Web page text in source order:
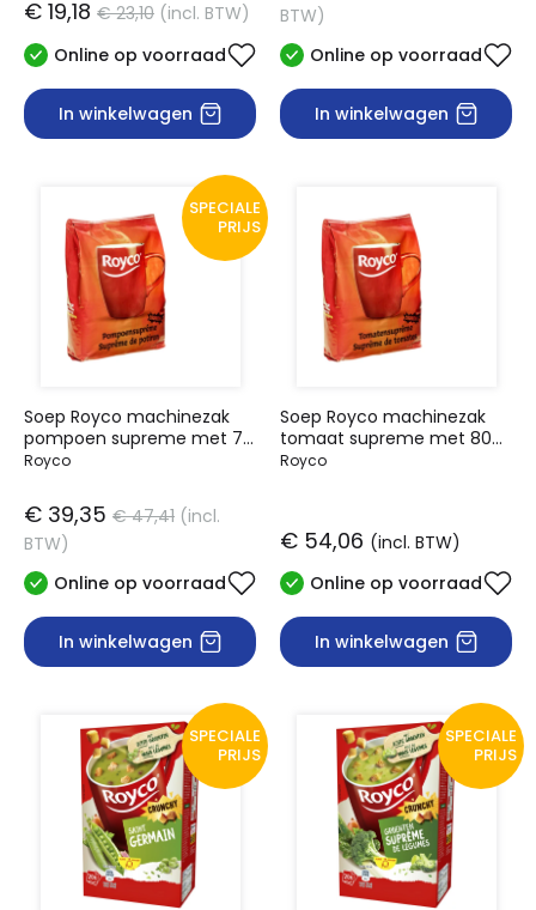
€ 19,18 € 23,10 (incl. BTW)
Online op voorraad
In winkelwagen
BTW)
Online op voorraad
In winkelwagen
SPECIALE
PRIJS
Soep Royco machinezak
pompoen supreme met 70
porties
Royco
€ 39,35 € 47,41 (incl.
BTW)
Online op voorraad
In winkelwagen
Soep Royco machinezak
tomaat supreme met 80
porties
Royco
€ 54,06 (incl. BTW)
Online op voorraad
In winkelwagen
SPECIALE
PRIJS
SPECIALE
PRIJS